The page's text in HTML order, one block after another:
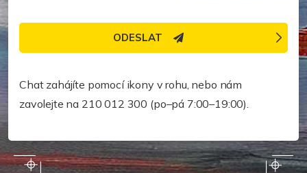
Chat zahájíte pomocí ikony v rohu, nebo nám
zavolejte na 210 012 300 (po–pá 7:00–19:00).
ODESLAT